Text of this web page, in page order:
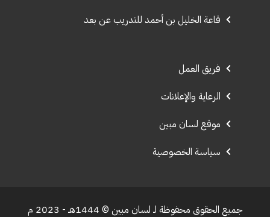
قاعة الخليل بن أحمد للتدريب عن بعد
فريق العمل
الرعاية والإعلانات
موقع لسان مبين
سياسة الخصوصية
جميع الحقوق محفوظة لـ لسان مبين © 1444هـ - 2023 م